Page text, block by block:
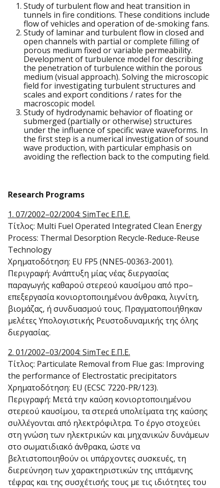
Study of turbulent flow and heat transition in
tunnels in fire conditions. These conditions include
flow of vehicles and operation of de-smoking fans.
Study of laminar and turbulent flow in closed and
open channels with partial or complete filling of
porous medium fixed or variable permeability.
Development of turbulence model for describing
the penetration of turbulence within the porous
medium (visual approach). Solving the microscopic
field for investigating turbulent structures and
scales and export conditions / rates for the
macroscopic model.
Study of hydrodynamic behavior of floating or
submerged (partially or otherwise) structures
under the influence of specific wave waveforms. In
the first step is a numerical investigation of sound
wave production, with particular emphasis on
avoiding the reflection back to the computing field.
Research Programs
1. 07/2002–02/2004: SimTec Ε.Π.Ε.
Τίτλος: Multi Fuel Operated Integrated Clean Energy
Process: Thermal Desorption Recycle-Reduce-Reuse
Technology
Χρηματοδότηση: EU FP5 (NNE5-00363-2001).
Περιγραφή: Ανάπτυξη μίας νέας διεργασίας
παραγωγής καθαρού στερεού καυσίμου από προ–
επεξεργασία κονιορτοποιημένου άνθρακα, λιγνίτη,
βιομάζας, ή συνδυασμού τους. Πραγματοποιήθηκαν
μελέτες Υπολογιστικής Ρευστοδυναμικής της όλης
διεργασίας.
2. 01/2002–03/2004: SimTec Ε.Π.Ε.
Τίτλος: Particulate Removal from Flue gas: Improving
the performance of Electrostatic precipitators
Χρηματοδότηση: EU (ECSC 7220-PR/123).
Περιγραφή: Μετά την καύση κονιορτοποιημένου
στερεού καυσίμου, τα στερεά υπολείματα της καύσης
συλλέγονται από ηλεκτρόφιλτρα. Το έργο στοχεύει
στη γνώση των ηλεκτρικών και μηχανικών δυνάμεων
στο σωματιδιακό άνθρακα, ώστε να
βελτιστοποιηθούν οι υπάρχοντες συσκευές, τη
διερεύνηση των χαρακτηριστικών της ιπτάμενης
τέφρας και της συσχέτισής τους με τις ιδιότητες του